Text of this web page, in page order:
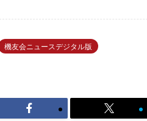
機友会ニュースデジタル版